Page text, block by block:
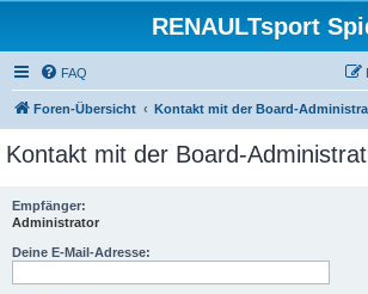
RENAULTsport
FAQ
Foren-Übersicht Kontakt mit der Board-
Kontakt mit der Board-
Empfänger:
Administrator
Deine E-Mail-Adresse: